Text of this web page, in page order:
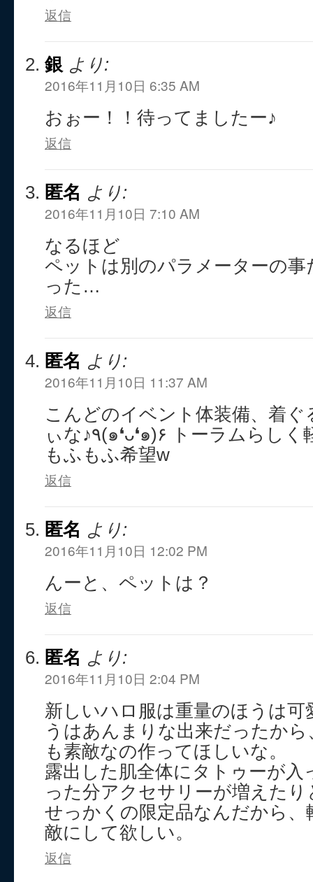
返信
銀 より:
2016年11月10日 6:35 AM
おぉー！！待ってましたー♪
返信
匿名 より:
2016年11月10日 7:10 AM
なるほど
ペットは別のパラメーターの
った…
返信
匿名 より:
2016年11月10日 11:37 AM
こんどのイベント体装備、着
ぃな♪٩(๑❛ᴗ❛๑)۶ トーラムらしく軽量は、露出高めの
もふもふ希望w
返信
匿名 より:
2016年11月10日 12:02 PM
んーと、ペットは？
返信
匿名 より:
2016年11月10日 2:04 PM
新しいハロ服は重量のほうは可
うはあんまりな出来だったか
も素敵なの作ってほしいな。
露出した肌全体にタトゥーが入
った分アクセサリーが増えたり
せっかくの限定品なんだから、
敵にして欲しい。
返信